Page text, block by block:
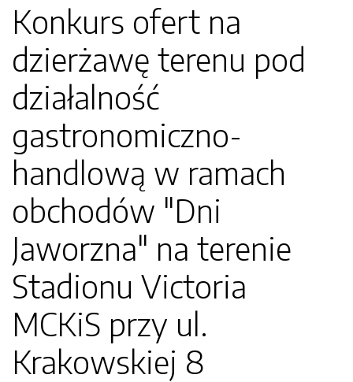
Konkurs ofert na
dzierżawę terenu pod
działalność
gastronomiczno-
handlową w ramach
obchodów "Dni
Jaworzna" na terenie
Stadionu Victoria
MCKiS przy ul.
Krakowskiej 8